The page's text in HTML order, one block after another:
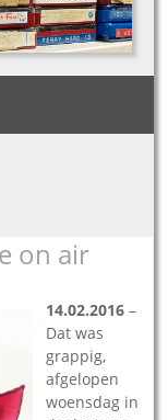
on air
14.02.2016 –
Dat was
grappig,
afgelopen
woensdag in